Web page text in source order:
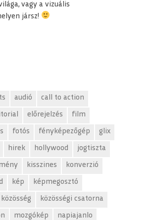
vagy a vizuális
jársz!
audió call to action
előrejelzés film
fotós fényképezőgép glix
hirek hollywood jogtiszta
kisszines konverzió
kép képmegosztó
közösség közösségi csatorna
mozgókép napiajanlo